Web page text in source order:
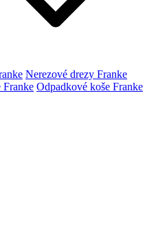
Nerezové drezy Franke
Franke Odpadkové koše Franke